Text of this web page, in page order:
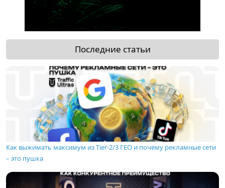
Последние статьи
Как выжимать максимум из Tier-2/3 ГЕО и почему рекламные сети
– это пушка